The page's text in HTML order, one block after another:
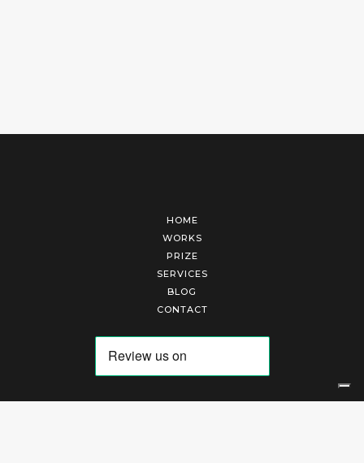
HOME
WORKS
PRIZE
SERVICES
BLOG
CONTACT
Arte Laguna Srl | P.I. 03845370265 | REA 303184 |Cookies Policy|Privacy Policy